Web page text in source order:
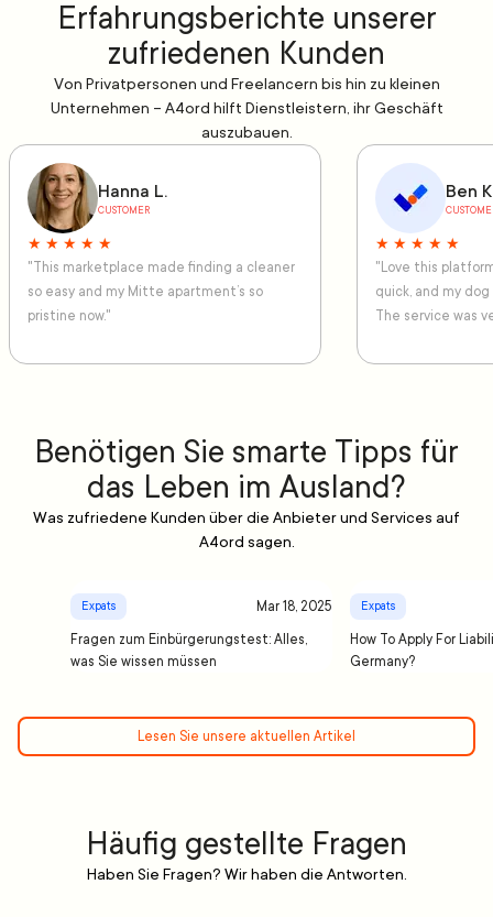
Erfahrungsberichte unserer
zufriedenen Kunden
Von Privatpersonen und Freelancern bis hin zu kleinen
Unternehmen – A4ord hilft Dienstleistern, ihr Geschäft
auszubauen.
Hanna L.
CUSTOMER
★ ★ ★ ★ ★
"This marketplace made finding a cleaner
so easy and my Mitte apartment’s so
pristine now."
Ben
★ ★ ★ ★ ★
"Love this
quick, and my
The service was
Benötigen Sie smarte Tipps für
das Leben im Ausland?
Was zufriedene Kunden über die Anbieter und Services auf
A4ord sagen.
Expats Mar 18, 2025
Fragen zum Einbürgerungstest: Alles,
was Sie wissen müssen
Expats
How To Apply For
Germany?
Lesen Sie unsere aktuellen Artikel
Häufig gestellte Fragen
Haben Sie Fragen? Wir haben die Antworten.